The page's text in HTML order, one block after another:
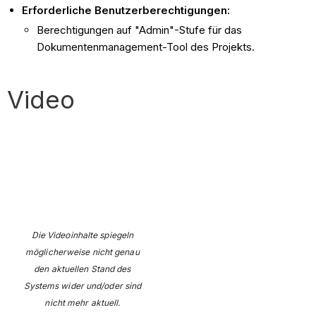
Erforderliche Benutzerberechtigungen:
Berechtigungen auf "Admin"-Stufe für das
Dokumentenmanagement-Tool des Projekts.
Video
Die Videoinhalte spiegeln
möglicherweise nicht genau
den aktuellen Stand des
Systems wider und/oder sind
nicht mehr aktuell.